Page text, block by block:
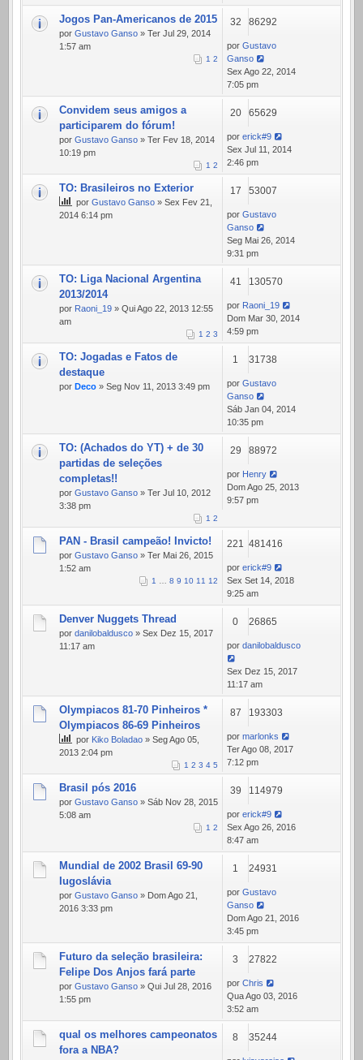
Jogos Pan-Americanos de 2015
por Gustavo Ganso » Ter Jul 29, 2014
1:57 am
1 2
32 86292
por Gustavo
Ganso
Sex Ago 22, 2014
7:05 pm
Convidem seus amigos a
participarem do fórum!
por Gustavo Ganso » Ter Fev 18, 2014
10:19 pm
1 2
20 65629
por erick#9
Sex Jul 11, 2014
2:46 pm
TO: Brasileiros no Exterior
por Gustavo Ganso » Sex Fev 21,
2014 6:14 pm
17 53007
por Gustavo
Ganso
Seg Mai 26, 2014
9:31 pm
TO: Liga Nacional Argentina
2013/2014
por Raoni_19 » Qui Ago 22, 2013 12:55
am
1 2 3
41 130570
por Raoni_19
Dom Mar 30, 2014
4:59 pm
TO: Jogadas e Fatos de
destaque
por Deco » Seg Nov 11, 2013 3:49 pm
1 31738
por Gustavo
Ganso
Sáb Jan 04, 2014
10:35 pm
TO: (Achados do YT) + de 30
partidas de seleções
completas!!
por Gustavo Ganso » Ter Jul 10, 2012
3:38 pm
1 2
29 88972
por Henry
Dom Ago 25, 2013
9:57 pm
PAN - Brasil campeão! Invicto!
por Gustavo Ganso » Ter Mai 26, 2015
1:52 am
1 … 8 9 10 11 12
221 481416
por erick#9
Sex Set 14, 2018
9:25 am
Denver Nuggets Thread
por danilobaldusco » Sex Dez 15, 2017
11:17 am
0 26865
por danilobaldusco
Sex Dez 15, 2017
11:17 am
Olympiacos 81-70 Pinheiros *
Olympiacos 86-69 Pinheiros
por Kiko Boladao » Seg Ago 05,
2013 2:04 pm
1 2 3 4 5
87 193303
por marlonks
Ter Ago 08, 2017
7:12 pm
Brasil pós 2016
por Gustavo Ganso » Sáb Nov 28, 2015
5:08 am
1 2
39 114979
por erick#9
Sex Ago 26, 2016
8:47 am
Mundial de 2002 Brasil 69-90
Iugoslávia
por Gustavo Ganso » Dom Ago 21,
2016 3:33 pm
1 24931
por Gustavo
Ganso
Dom Ago 21, 2016
3:45 pm
Futuro da seleção brasileira:
Felipe Dos Anjos fará parte
por Gustavo Ganso » Qui Jul 28, 2016
1:55 pm
3 27822
por Chris
Qua Ago 03, 2016
3:52 am
qual os melhores campeonatos
fora a NBA?
8 35244